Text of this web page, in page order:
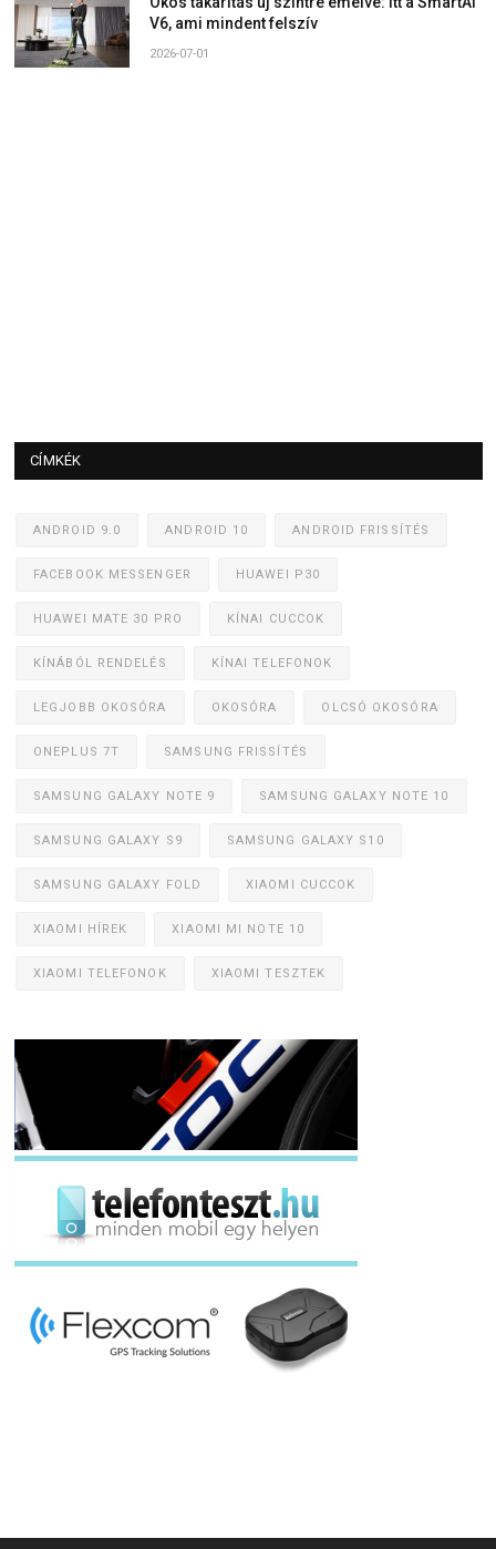
V6, ami mindent felszív
2026-07-01
CÍMKÉK
ANDROID 9.0 ANDROID 10 ANDROID FRISSÍTÉS
FACEBOOK MESSENGER HUAWEI P30
HUAWEI MATE 30 PRO KÍNAI CUCCOK
KÍNÁBÓL RENDELÉS KÍNAI TELEFONOK
LEGJOBB OKOSÓRA OKOSÓRA OLCSÓ OKOSÓRA
ONEPLUS 7T SAMSUNG FRISSÍTÉS
SAMSUNG GALAXY NOTE 9 SAMSUNG GALAXY NOTE 10
SAMSUNG GALAXY S9 SAMSUNG GALAXY S10
SAMSUNG GALAXY FOLD XIAOMI CUCCOK
XIAOMI HÍREK XIAOMI MI NOTE 10
XIAOMI TELEFONOK XIAOMI TESZTEK